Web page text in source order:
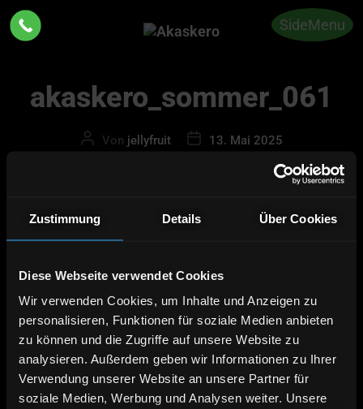
Zustimmung Details Über Cookies
Diese Webseite verwendet Cookies
Wir verwenden Cookies, um Inhalte und Anzeigen zu
personalisieren, Funktionen für soziale Medien anbieten
zu können und die Zugriffe auf unsere Website zu
analysieren. Außerdem geben wir Informationen zu Ihrer
Verwendung unserer Website an unsere Partner für
soziale Medien, Werbung und Analysen weiter. Unsere
SideMenu
akaskero_sommer_061
Beitragsautor
Von jellyfruit Beitragsdatum
13. Mai 2025